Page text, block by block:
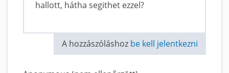
hallott, hátha segithet ezzel?
A hozzászóláshoz be kell jelentkezni